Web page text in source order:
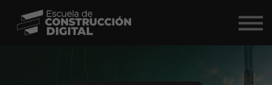
Comunidad